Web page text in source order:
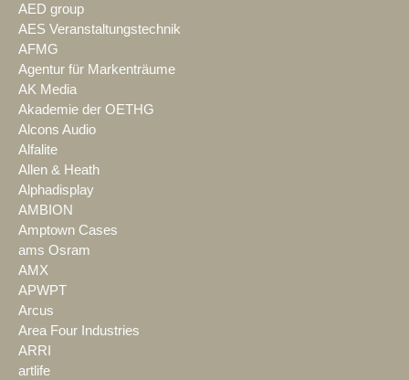
AED group
AES Veranstaltungstechnik
AFMG
Agentur für Markenträume
AK Media
Akademie der OETHG
Alcons Audio
Alfalite
Allen & Heath
Alphadisplay
AMBION
Amptown Cases
ams Osram
AMX
APWPT
Arcus
Area Four Industries
ARRI
artlife